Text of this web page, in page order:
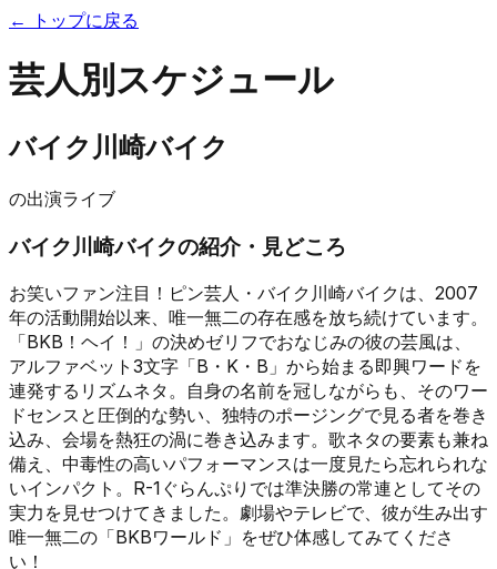
← トップに戻る
芸人別スケジュール
バイク川崎バイク
の出演ライブ
バイク川崎バイクの紹介・見どころ
お笑いファン注目！ピン芸人・バイク川崎バイクは、2007
年の活動開始以来、唯一無二の存在感を放ち続けています。
「BKB！ヘイ！」の決めゼリフでおなじみの彼の芸風は、
アルファベット3文字「B・K・B」から始まる即興ワードを
連発するリズムネタ。自身の名前を冠しながらも、そのワー
ドセンスと圧倒的な勢い、独特のポージングで見る者を巻き
込み、会場を熱狂の渦に巻き込みます。歌ネタの要素も兼ね
備え、中毒性の高いパフォーマンスは一度見たら忘れられな
いインパクト。R-1ぐらんぷりでは準決勝の常連としてその
実力を見せつけてきました。劇場やテレビで、彼が生み出す
唯一無二の「BKBワールド」をぜひ体感してみてくださ
い！